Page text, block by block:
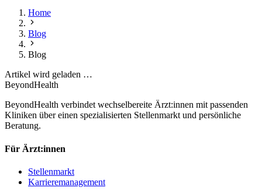
Home
Blog
Blog
Artikel wird geladen …
BeyondHealth
BeyondHealth verbindet wechselbereite Ärzt:innen mit passenden
Kliniken über einen spezialisierten Stellenmarkt und persönliche
Beratung.
Für Ärzt:innen
Stellenmarkt
Karrieremanagement